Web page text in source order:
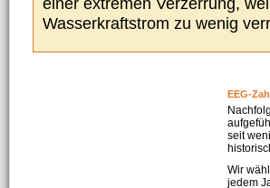
Wasserkraftstrom zu wenig
EEG-
seit
Wir
jedem